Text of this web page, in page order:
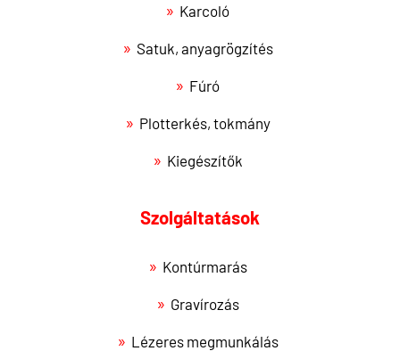
Karcoló
Satuk, anyagrögzítés
Fúró
Plotterkés, tokmány
Kiegészítők
Szolgáltatások
Kontúrmarás
Gravírozás
Lézeres megmunkálás